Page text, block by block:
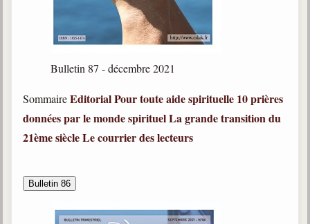
Bulletin 87 - décembre 2021
SommaireEditorialPour toute aide spirituelle 10 prières
données par le monde spirituelLa grande transition du
21ème siècleLe courrier des lecteurs
Bulletin 86